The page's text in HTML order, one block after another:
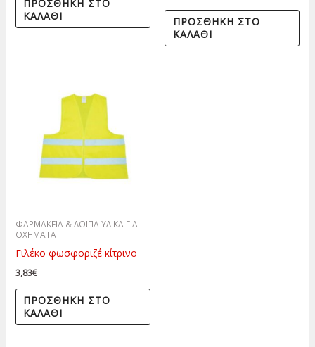
ΠΡΟΣΘΉΚΗ ΣΤΟ
ΚΑΛΆΘΙ
ΠΡΟΣΘΉΚΗ ΣΤΟ
ΚΑΛΆΘΙ
ΦΑΡΜΑΚΕΙΑ & ΛΟΙΠΑ ΥΛΙΚΑ ΓΙΑ
ΟΧΗΜΑΤΑ
Γιλέκο φωσφοριζέ κίτρινο
3,83€
ΠΡΟΣΘΉΚΗ ΣΤΟ
ΚΑΛΆΘΙ